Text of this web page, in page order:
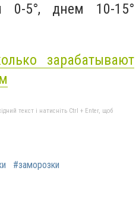
0-5°, днем ​​10-15°
зарабатывают
текст і натисніть Ctrl + Enter, щоб
#заморозки